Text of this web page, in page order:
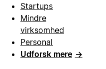
Startups
Mindre
virksomhed
Personal
Udforsk mere →